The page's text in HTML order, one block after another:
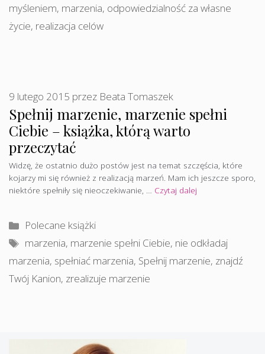
myśleniem, marzenia, odpowiedzialność za własne
życie, realizacja celów
Spełnij marzenie, marzenie spełni
Ciebie – książka, którą warto
przeczytać
9 lutego 2015 przez Beata Tomaszek
Widzę, że ostatnio dużo postów jest na temat szczęścia, które
kojarzy mi się również z realizacją marzeń. Mam ich jeszcze sporo,
niektóre spełniły się nieoczekiwanie, … Czytaj dalej
Kategorie
Polecane książki
Tagi
marzenia, marzenie spełni Ciebie, nie odkładaj
marzenia, spełniać marzenia, Spełnij marzenie, znajdź
Twój Kanion, zrealizuje marzenie